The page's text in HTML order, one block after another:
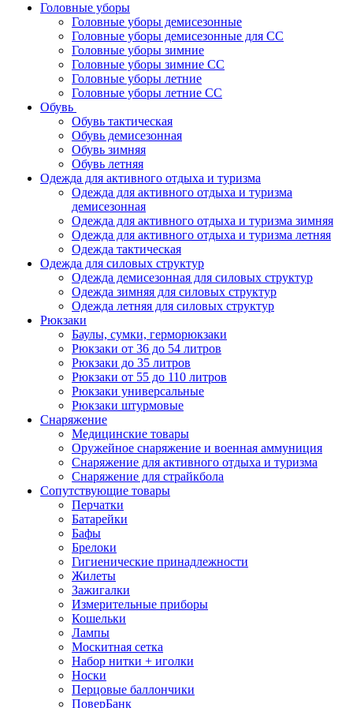
Головные уборы
Головные уборы демисезонные
Головные уборы демисезонные для СС
Головные уборы зимние
Головные уборы зимние СС
Головные уборы летние
Головные уборы летние СС
Обувь
Обувь тактическая
Обувь демисезонная
Обувь зимняя
Обувь летняя
Одежда для активного отдыха и туризма
Одежда для активного отдыха и туризма
демисезонная
Одежда для активного отдыха и туризма зимняя
Одежда для активного отдыха и туризма летняя
Одежда тактическая
Одежда для силовых структур
Одежда демисезонная для силовых структур
Одежда зимняя для силовых структур
Одежда летняя для силовых структур
Рюкзаки
Баулы, сумки, герморюкзаки
Рюкзаки от 36 до 54 литров
Рюкзаки до 35 литров
Рюкзаки от 55 до 110 литров
Рюкзаки универсальные
Рюкзаки штурмовые
Снаряжение
Медицинские товары
Оружейное снаряжение и военная аммуниция
Снаряжение для активного отдыха и туризма
Снаряжение для страйкбола
Сопутствующие товары
Перчатки
Батарейки
Бафы
Брелоки
Гигиенические принадлежности
Жилеты
Зажигалки
Измерительные приборы
Кошельки
Лампы
Москитная сетка
Набор нитки + иголки
Носки
Перцовые баллончики
ПоверБанк